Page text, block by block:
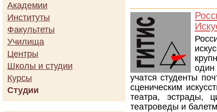
учатся студенты
сценическим
театра, эстрады,
театроведы и
Академии
Институты
Факультеты
Училища
Центры
Школы и студии
Курсы
Студии